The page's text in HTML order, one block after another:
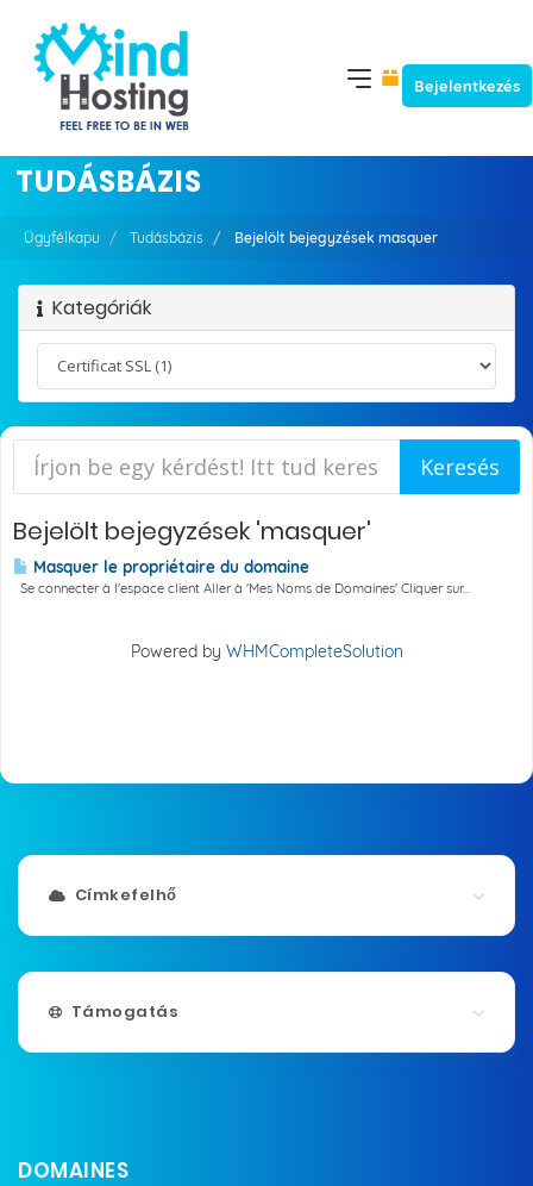
Bejelentkezés
TUDÁSBÁZIS
Ügyfélkapu Tudásbázis Bejelölt bejegyzések masquer
Kategóriák
Bejelölt bejegyzések 'masquer'
Masquer le propriétaire du domaine
Se connecter à l'espace client Aller à 'Mes Noms de Domaines' Cliquer sur...
Powered by WHMCompleteSolution
Címkefelhő
Támogatás
DOMAINES